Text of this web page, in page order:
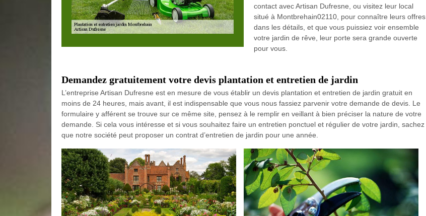
contact avec Artisan Dufresne, ou visitez leur local
situé à Montbrehain02110, pour connaître leurs offres
dans les détails, et que vous puissiez voir ensemble
votre jardin de rêve, leur porte sera grande ouverte
pour vous.
Demandez gratuitement votre devis plantation et entretien de jardin
L’entreprise Artisan Dufresne est en mesure de vous établir un devis plantation et entretien de jardin gratuit en
moins de 24 heures, mais avant, il est indispensable que vous nous fassiez parvenir votre demande de devis. Le
formulaire y afférent se trouve sur ce même site, pensez à le remplir en veillant à bien préciser la nature de votre
demande. Si cela vous intéresse et si vous souhaitez faire un entretien ponctuel et régulier de votre jardin, sachez
que notre société peut proposer un contrat d’entretien de jardin pour une année.